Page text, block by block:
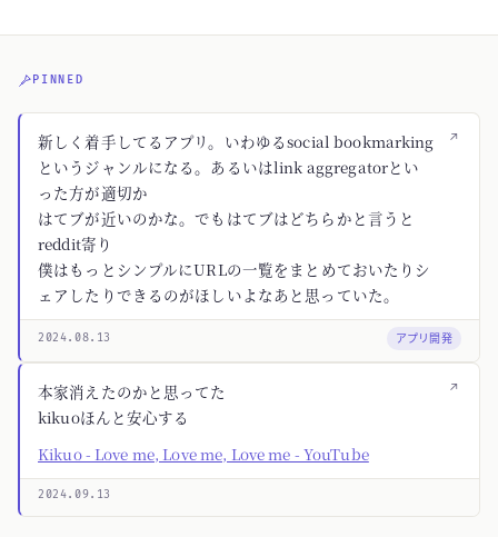
PINNED
↗
新しく着手してるアプリ。いわゆるsocial bookmarking
というジャンルになる。あるいはlink aggregatorとい
った方が適切か
はてブが近いのかな。でもはてブはどちらかと言うと
reddit寄り
僕はもっとシンプルにURLの一覧をまとめておいたりシ
ェアしたりできるのがほしいよなあと思っていた。
2024.08.13 アプリ開発
↗
本家消えたのかと思ってた
kikuoほんと安心する
Kikuo - Love me, Love me, Love me - YouTube
2024.09.13